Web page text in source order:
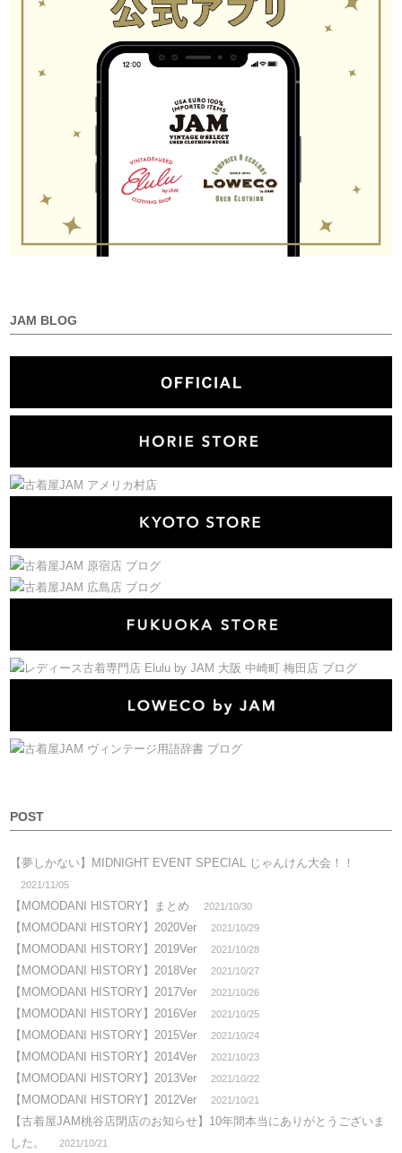
JAM BLOG
POST
【夢しかない】MIDNIGHT EVENT SPECIAL じゃんけん大会！！
2021/11/05
【MOMODANI HISTORY】まとめ 2021/10/30
【MOMODANI HISTORY】2020Ver 2021/10/29
【MOMODANI HISTORY】2019Ver 2021/10/28
【MOMODANI HISTORY】2018Ver 2021/10/27
【MOMODANI HISTORY】2017Ver 2021/10/26
【MOMODANI HISTORY】2016Ver 2021/10/25
【MOMODANI HISTORY】2015Ver 2021/10/24
【MOMODANI HISTORY】2014Ver 2021/10/23
【MOMODANI HISTORY】2013Ver 2021/10/22
【MOMODANI HISTORY】2012Ver 2021/10/21
【古着屋JAM桃谷店閉店のお知らせ】10年間本当にありがとうございま
した。
2021/10/21